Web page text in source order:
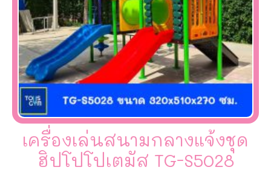
เครื่องเล่นสนามกลางแจ้งชุด
ฮิปโปโปเตมัส TG-S5028